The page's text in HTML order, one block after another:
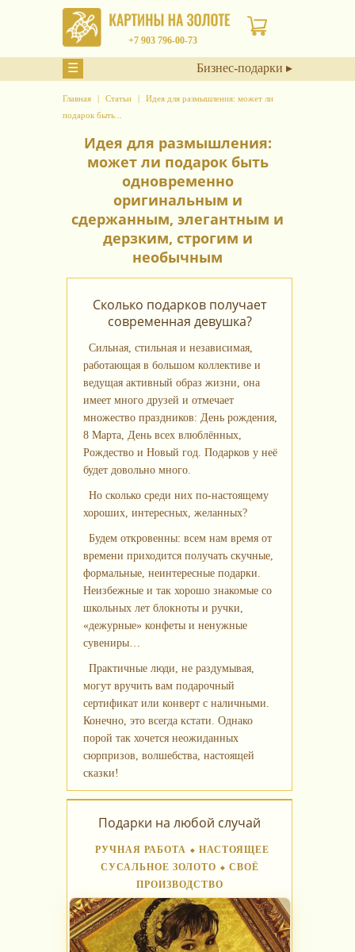
+7 903 796-00-73
☰ Бизнес-подарки ▸
Главная Статьи
Идея для размышления: может ли
подарок быть...
Идея для размышления:
может ли подарок быть
одновременно
оригинальным и
сдержанным, элегантным и
дерзким, строгим и
необычным
Сколько подарков получает
современная девушка?
Сильная, стильная и независимая,
работающая в большом коллективе и
ведущая активный образ жизни, она
имеет много друзей и отмечает
множество праздников: День рождения,
8 Марта, День всех влюблённых,
Рождество и Новый год. Подарков у неё
будет довольно много.
Но сколько среди них по‑настоящему
хороших, интересных, желанных?
Будем откровенны: всем нам время от
времени приходится получать скучные,
формальные, неинтересные подарки.
Неизбежные и так хорошо знакомые со
школьных лет блокноты и ручки,
«дежурные» конфеты и ненужные
сувениры…
Практичные люди, не раздумывая,
могут вручить вам подарочный
сертификат или конверт с наличными.
Конечно, это всегда кстати. Однако
порой так хочется неожиданных
сюрпризов, волшебства, настоящей
сказки!
Подарки на любой случай
РУЧНАЯ РАБОТА ⬥ НАСТОЯЩЕЕ
СУСАЛЬНОЕ ЗОЛОТО ⬥ СВОЁ
ПРОИЗВОДСТВО